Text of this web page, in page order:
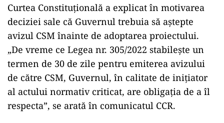
Curtea Constituțională a explicat în motivarea
deciziei sale că Guvernul trebuia să aștepte
avizul CSM înainte de adoptarea proiectului.
„De vreme ce Legea nr. 305/2022 stabilește un
termen de 30 de zile pentru emiterea avizului
de către CSM, Guvernul, în calitate de inițiator
al actului normativ criticat, are obligația de a îl
respecta”, se arată în comunicatul CCR.